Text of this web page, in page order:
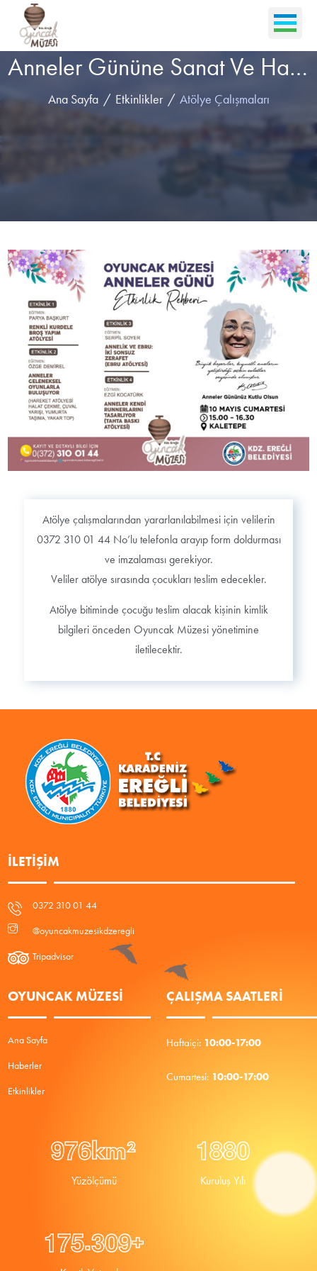
Anneler Gününe Sanat Ve Hareket Etkinliklikleri Kaletepe’de Buluşuyoruz
Ana Sayfa Etkinlikler Atölye Çalışmaları
Atölye çalışmalarından yararlanılabilmesi için velilerin
0372 310 01 44 No’lu telefonla arayıp form doldurması
ve imzalaması gerekiyor.
Veliler atölye sırasında çocukları teslim edecekler.
Atölye bitiminde çocuğu teslim alacak kişinin kimlik
bilgileri önceden Oyuncak Müzesi yönetimine
iletilecektir.
İLETIŞIM
0372 310 01 44
@oyuncakmuzesikdzeregli
Tripadvisor
OYUNCAK MÜZESİ
Ana Sayfa
Haberler
Etkinlikler
ÇALIŞMA SAATLERI
Haftaiçi: 10:00-17:00
Cumartesi: 10:00-17:00
976km²
Yüzölçümü
1880
Kuruluş Yılı
175.309+